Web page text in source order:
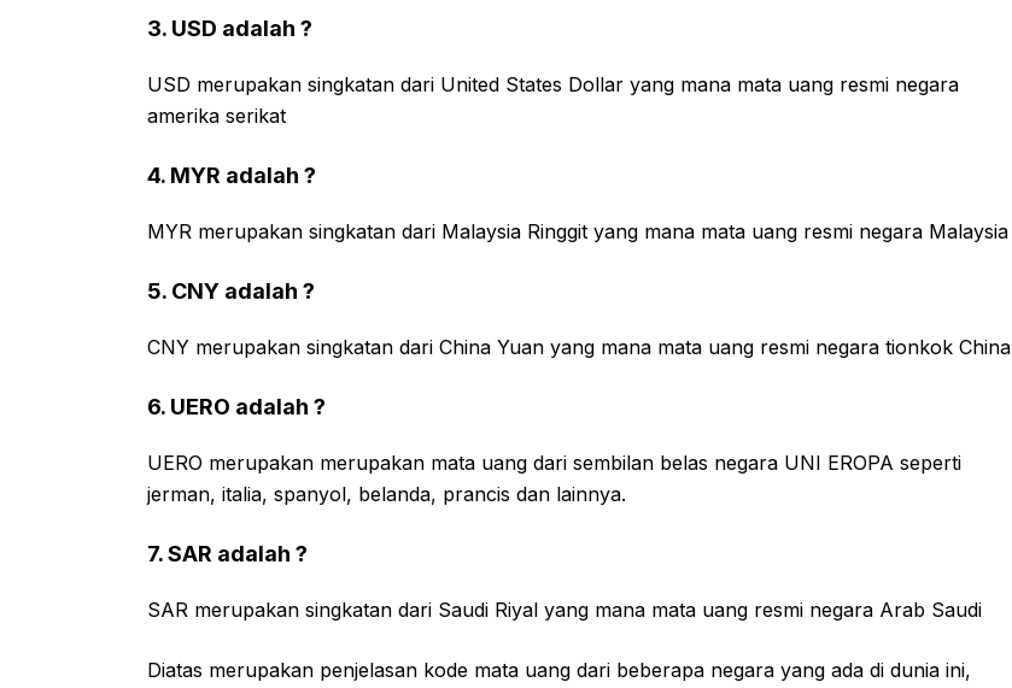
3. USD adalah ?
USD merupakan singkatan dari United States Dollar yang mana mata uang resmi negara
amerika serikat
4. MYR adalah ?
MYR merupakan singkatan dari Malaysia Ringgit yang mana mata uang resmi negara Malaysia
5. CNY adalah ?
CNY merupakan singkatan dari China Yuan yang mana mata uang resmi negara tionkok China
6. UERO adalah ?
UERO merupakan merupakan mata uang dari sembilan belas negara UNI EROPA seperti
jerman, italia, spanyol, belanda, prancis dan lainnya.
7. SAR adalah ?
SAR merupakan singkatan dari Saudi Riyal yang mana mata uang resmi negara Arab Saudi
Diatas merupakan penjelasan kode mata uang dari beberapa negara yang ada di dunia ini,